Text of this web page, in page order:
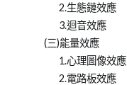
2.生態鏈效應
3.迴音效應
(三)能量效應
1.心理圖像效應
2.電路板效應